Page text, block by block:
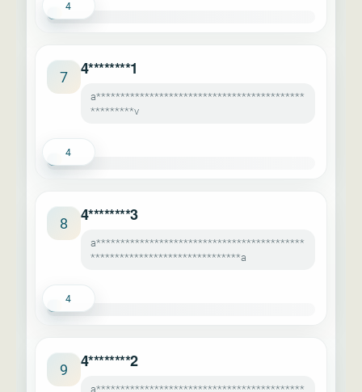
4
7 4********1
a*******************************************
*********v
4
8 4********3
a*******************************************
*******************************a
4
9 4********2
a*******************************************